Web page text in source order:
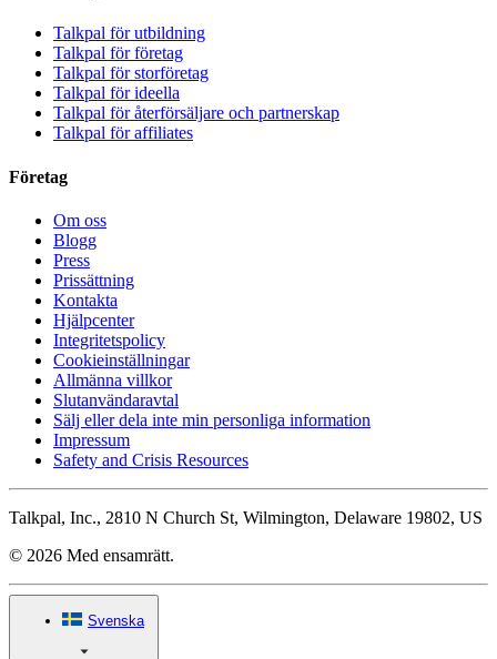
Talkpal för utbildning
Talkpal för företag
Talkpal för storföretag
Talkpal för ideella
Talkpal för återförsäljare och partnerskap
Talkpal för affiliates
Företag
Om oss
Blogg
Press
Prissättning
Kontakta
Hjälpcenter
Integritetspolicy
Cookieinställningar
Allmänna villkor
Slutanvändaravtal
Sälj eller dela inte min personliga information
Impressum
Safety and Crisis Resources
Talkpal, Inc., 2810 N Church St, Wilmington, Delaware 19802, US
© 2026 Med ensamrätt.
Svenska